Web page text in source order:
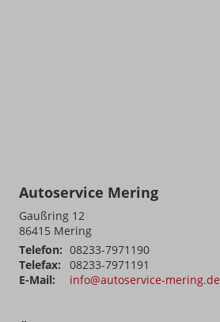
Autoservice Mering
Gaußring 12
86415 Mering
Telefon: 08233-7971190
Telefax:
08233-7971191
E-Mail:
info@autoservice-mering.de